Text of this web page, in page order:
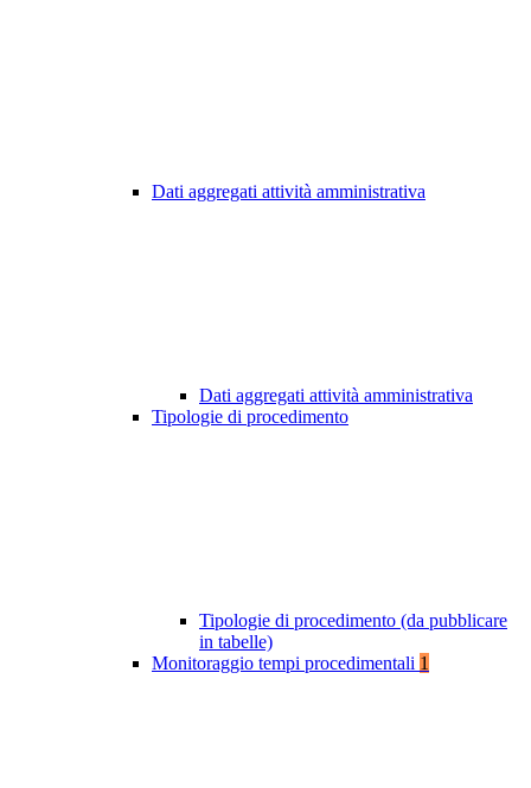
Dati aggregati attività amministrativa
Dati aggregati attività amministrativa
Tipologie di procedimento
Tipologie di procedimento (da pubblicare
in tabelle)
Monitoraggio tempi procedimentali 1